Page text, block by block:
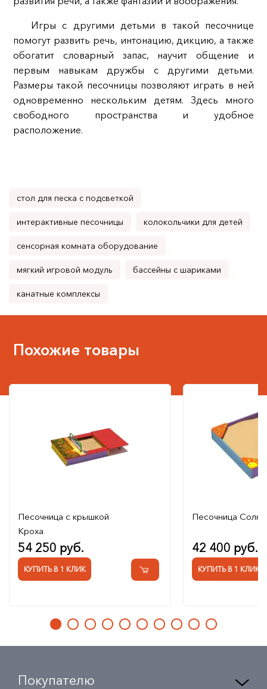
Игры с другими детьми в такой песочнице
помогут развить речь, интонацию, дикцию, а также
обогатит словарный запас, научит общение и
первым навыкам дружбы с другими детьми.
Размеры такой песочницы позволяют играть в ней
одновременно нескольким детям. Здесь много
свободного пространства и удобное
расположение.
стол для песка с подсветкой
интерактивные песочницы колокольчики для детей
сенсорная комната оборудование
мягкий игровой модуль бассейны с шариками
канатные комплексы
Похожие товары
Песочница с крышкой
Кроха
54 250 руб.
КУПИТЬ В 1 КЛИК
Песочница
42 400 руб.
КУПИТЬ В 1 КЛИК
Покупателю